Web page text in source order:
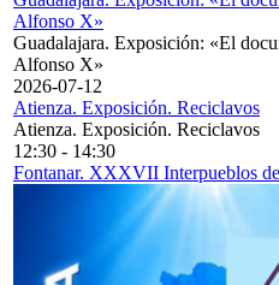
Alfonso X»
Guadalajara. Exposición: «El
Alfonso X»
2026-07-12
Atienza. Exposición. Reciclavos
Atienza. Exposición. Reciclavos
12:30 - 14:30
Fontanar. XXXVII Interpueblos